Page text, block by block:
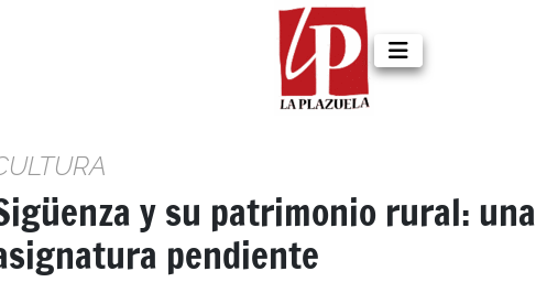
y su patrimonio rural: una
pendiente